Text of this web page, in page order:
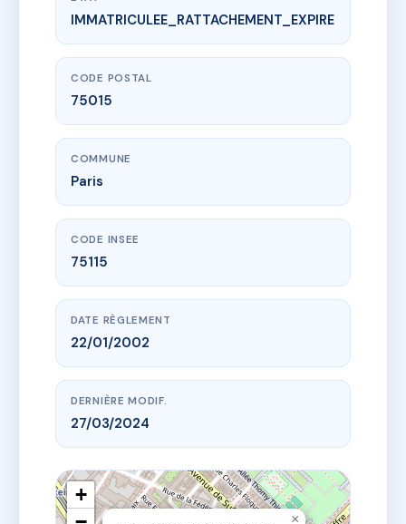
www.vme.plus/AB6758924
SDC 16 rue de Pondichery
16 r de pondichery
IMMATRICULEE_RATTACHEMENT_EXPIRE
CODE POSTAL
75015
COMMUNE
Paris
CODE INSEE
75115
DATE RÈGLEMENT
22/01/2002
DERNIÈRE MODIF.
27/03/2024
×
+